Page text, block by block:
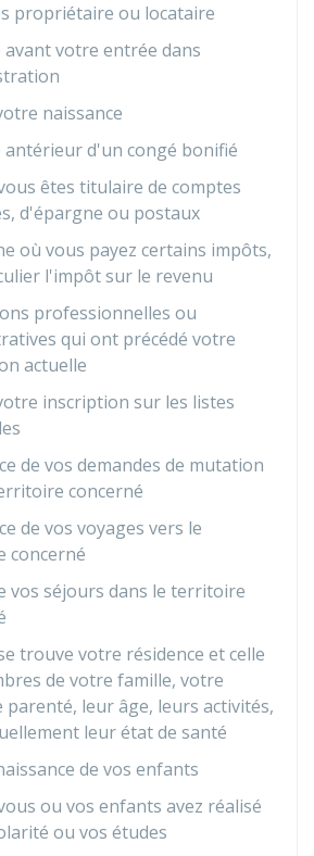
propriétaire ou locataire
avant votre entrée dans
naissance
antérieur d'un congé bonifié
êtes titulaire de comptes
d'épargne ou postaux
où vous payez certains impôts,
l'impôt sur le revenu
professionnelles ou
qui ont précédé votre
actuelle
inscription sur les listes
de vos demandes de mutation
concerné
de vos voyages vers le
concerné
vos séjours dans le territoire
trouve votre résidence et celle
de votre famille, votre
parenté, leur âge, leurs activités,
leur état de santé
de vos enfants
ou vos enfants avez réalisé
ou vos études